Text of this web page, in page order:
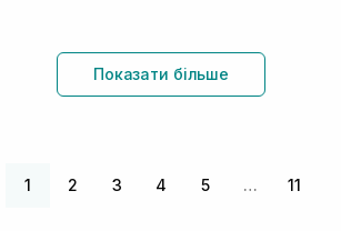
Показати більше
1 2 3 4 5 … 11